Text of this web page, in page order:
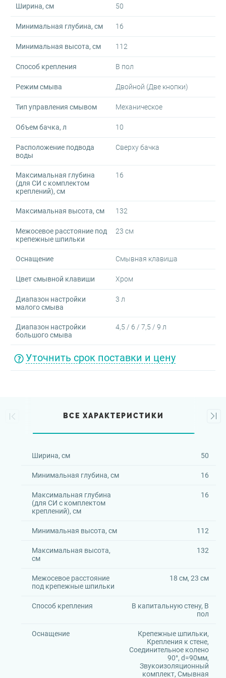
Ширина, см 50
Минимальная глубина, см 16
Минимальная высота, см 112
Способ крепления В пол
Режим смыва Двойной (Две кнопки)
Тип управления смывом Механическое
Объем бачка, л 10
Расположение подвода
воды
Сверху бачка
Максимальная глубина
(для СИ с комплектом
креплений), см
16
Максимальная высота, см 132
Межосевое расстояние под
крепежные шпильки
23 см
Оснащение Смывная клавиша
Цвет смывной клавиши Хром
Диапазон настройки
малого смыва
3 л
Диапазон настройки
большого смыва
4,5 / 6 / 7,5 / 9 л
Уточнить срок поставки и цену
ВСЕ ХАРАКТЕРИСТИКИ
Ширина, см 50
Минимальная глубина, см 16
Максимальная глубина
(для СИ с комплектом
креплений), см
16
Минимальная высота, см 112
Максимальная высота,
см
132
Межосевое расстояние
под крепежные шпильки
18 см, 23 см
Способ крепления
В капитальную стену, В
пол
Оснащение
Крепежные шпильки,
Крепления к стене,
Соединительное колено
90°, d=90мм,
Звукоизоляционный
комплект, Смывная